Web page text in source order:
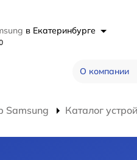
в Екатеринбурге
О компании
Samsung Каталог